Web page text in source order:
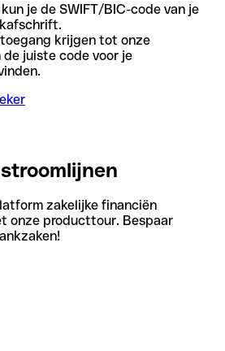
je de SWIFT/BIC-code van je
krijgen tot onze
de juiste code voor je
zakelijke financiën
onze producttour. Bespaar